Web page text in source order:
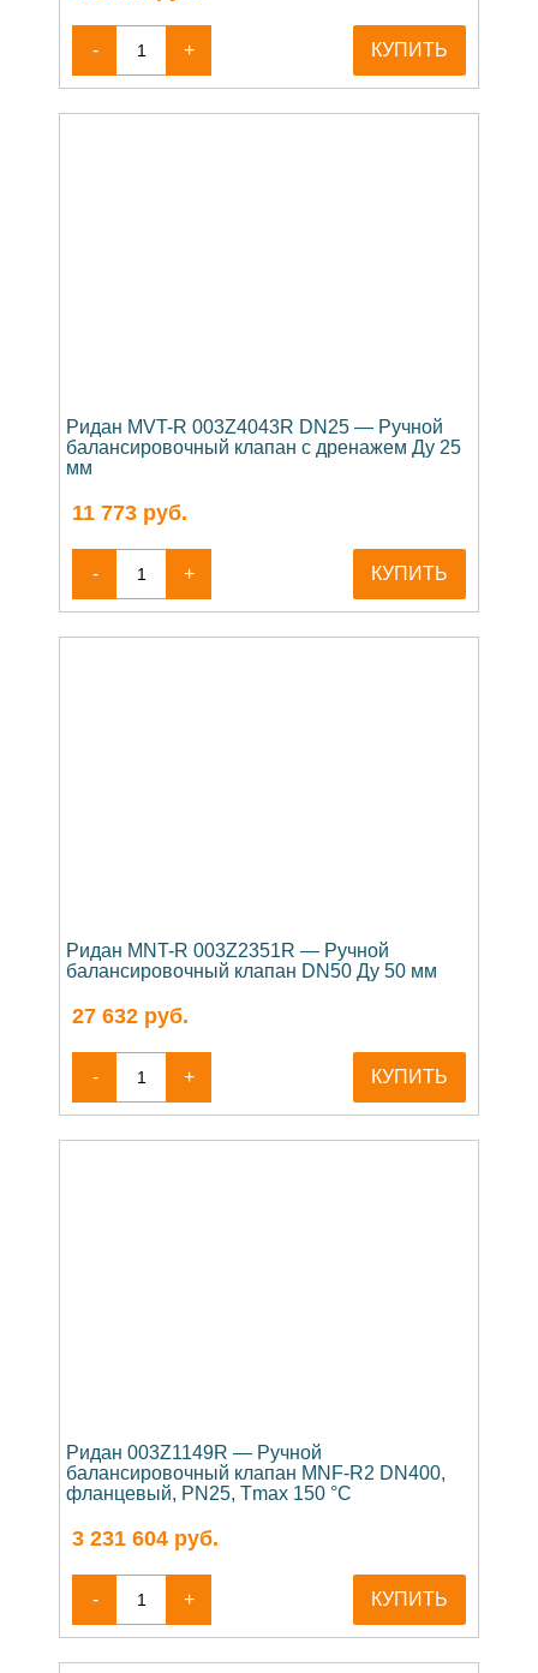
- + КУПИТЬ
Ридан MVT-R 003Z4043R DN25 — Ручной
балансировочный клапан с дренажем Ду 25
мм
11 773 руб.
- + КУПИТЬ
Ридан MNT-R 003Z2351R — Ручной
балансировочный клапан DN50 Ду 50 мм
27 632 руб.
- + КУПИТЬ
Ридан 003Z1149R — Ручной
балансировочный клапан MNF-R2 DN400,
фланцевый, PN25, Tmax 150 °C
3 231 604 руб.
- + КУПИТЬ